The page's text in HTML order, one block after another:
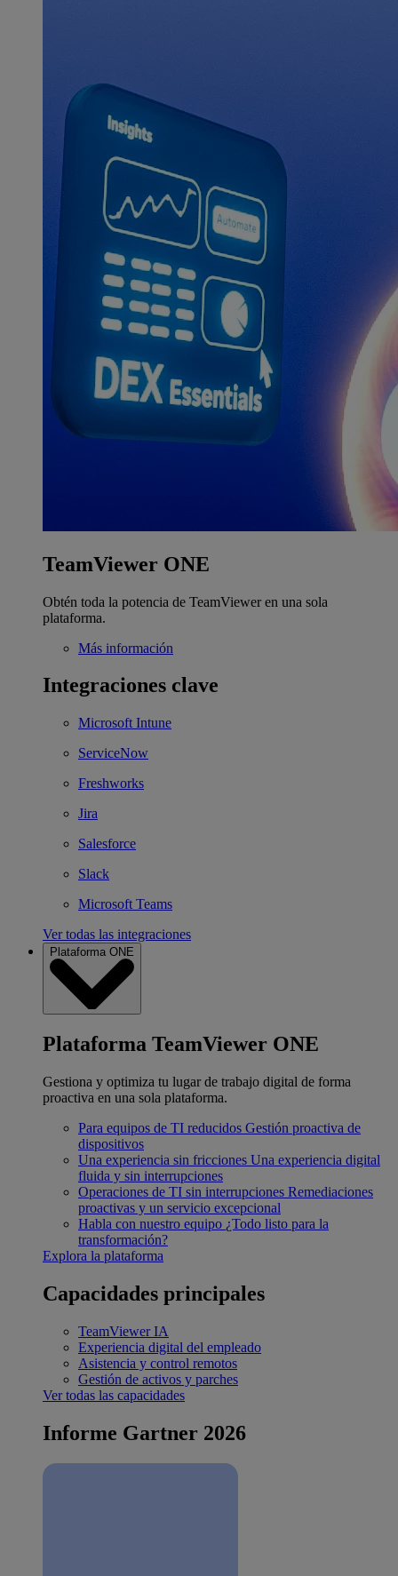
TeamViewer ONE
Obtén toda la potencia de TeamViewer en una sola
plataforma.
Más información
Integraciones clave
Microsoft Intune
ServiceNow
Freshworks
Jira
Salesforce
Slack
Microsoft Teams
Ver todas las integraciones
Plataforma ONE
Plataforma TeamViewer ONE
Gestiona y optimiza tu lugar de trabajo digital de forma
proactiva en una sola plataforma.
Para equipos de TI reducidos Gestión proactiva de
dispositivos
Una experiencia sin fricciones Una experiencia digital
fluida y sin interrupciones
Operaciones de TI sin interrupciones Remediaciones
proactivas y un servicio excepcional
Habla con nuestro equipo ¿Todo listo para la
transformación?
Explora la plataforma
Capacidades principales
TeamViewer IA
Experiencia digital del empleado
Asistencia y control remotos
Gestión de activos y parches
Ver todas las capacidades
Informe Gartner 2026